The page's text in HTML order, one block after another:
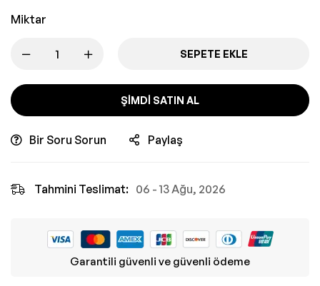
Miktar
SEPETE EKLE
ŞIMDI SATIN AL
Bir Soru Sorun Paylaş
Tahmini Teslimat: 06 - 13 Ağu, 2026
Garantili güvenli ve güvenli ödeme